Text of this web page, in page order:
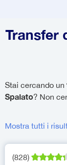
Transfer
Stai cercando un
Spalato? Non
Mostra tutti i
(828)